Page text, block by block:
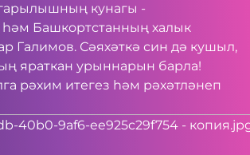
кунагы -
һәм Башкортстанның халык
Галимов. Сәяхәткә син дә кушыл,
яраткан урыннарын барла!
рәхим итегез һәм рәхәтләнеп